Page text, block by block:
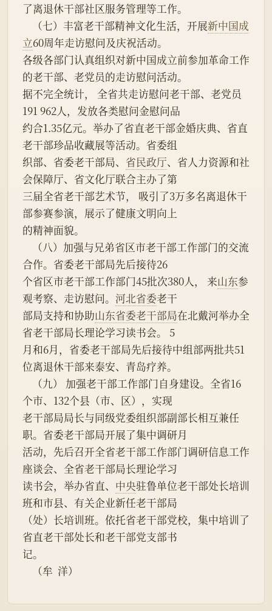
了离退休干部社区服务管理等工作。
    （七）丰富老干部精神文化生活，开展
新中国成
立60周年走访慰问及庆祝活动。
各级各部门认真组织对新中国成立前参加革命工作
的老干部、老党员的走访慰问活动。
据不完全统计， 全省共走访慰问老干部、老党员
191 962人，发放各类慰问金慰问品
约合1.35亿元。举办了省直老干部金婚庆典、省直
老干部珍品收藏展等活动。省委组
织部、省委老干部局、 省民政厅、省人力资源和社
会保障厅、省文化厅联合主办了第
三届全省老干部艺术节， 吸引了3万多名离退休干
部参赛参演，展示了健康文明向上
的精神面貌。
合作。省委老干部局先后接待26
个省区市老干部工作部门45批次380人， 来山东参
观考察、走访慰问。 河北省委老干
部局支持和协助山东省委老干部局在北戴河举办全
省老干部局长理论学习读书会。 5
月和6月，省委老干部局先后接待中组部两批共51
位离退休干部来泰安、青岛疗养。
个市、132个县（市、区），实现
老干部局局长与同级党委组织部副部长相互兼任
职。省委老干部局开展了集中调研月
活动，先后召开全省老干部工作部门调研信息工作
座谈会、全省老干部局长理论学习
读书会，举办省直、 中央驻鲁单位老干部处长培训
班和市县、有关企业新任老干部局
（处）长培训班。依托省老干部党校，集中培训了
省直老干部处长和老干部党支部书
记。
    （牟  洋）